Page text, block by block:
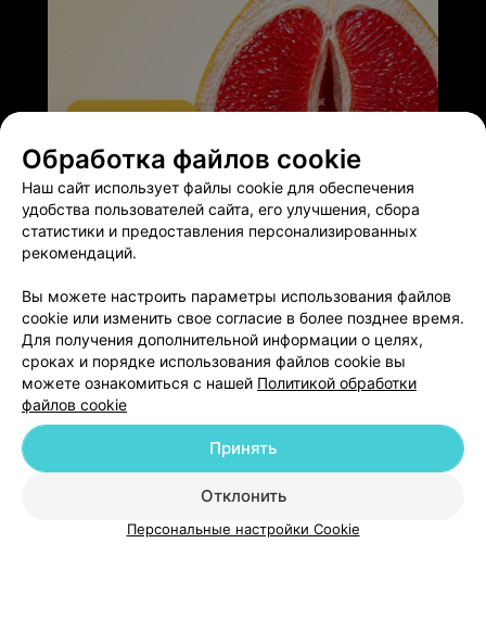
ЭФФЕКТИВНАЯ РЕКЛАМА НА САЙТЕ
Добавить компанию
Добавить специалиста
Новости проекта
Размещение рекламы
Медицинский маркетинг
Публичный договор
Обработка файлов cookie
Наш сайт использует файлы cookie для обеспечения
удобства пользователей сайта, его улучшения, сбора
статистики и предоставления персонализированных
рекомендаций.
Вы можете настроить параметры использования файлов
cookie или изменить свое согласие в более позднее время.
Для получения дополнительной информации о целях,
сроках и порядке использования файлов cookie вы
можете ознакомиться с нашей Политикой обработки
файлов cookie
Отклонить
Принять
Персональные настройки Cookie